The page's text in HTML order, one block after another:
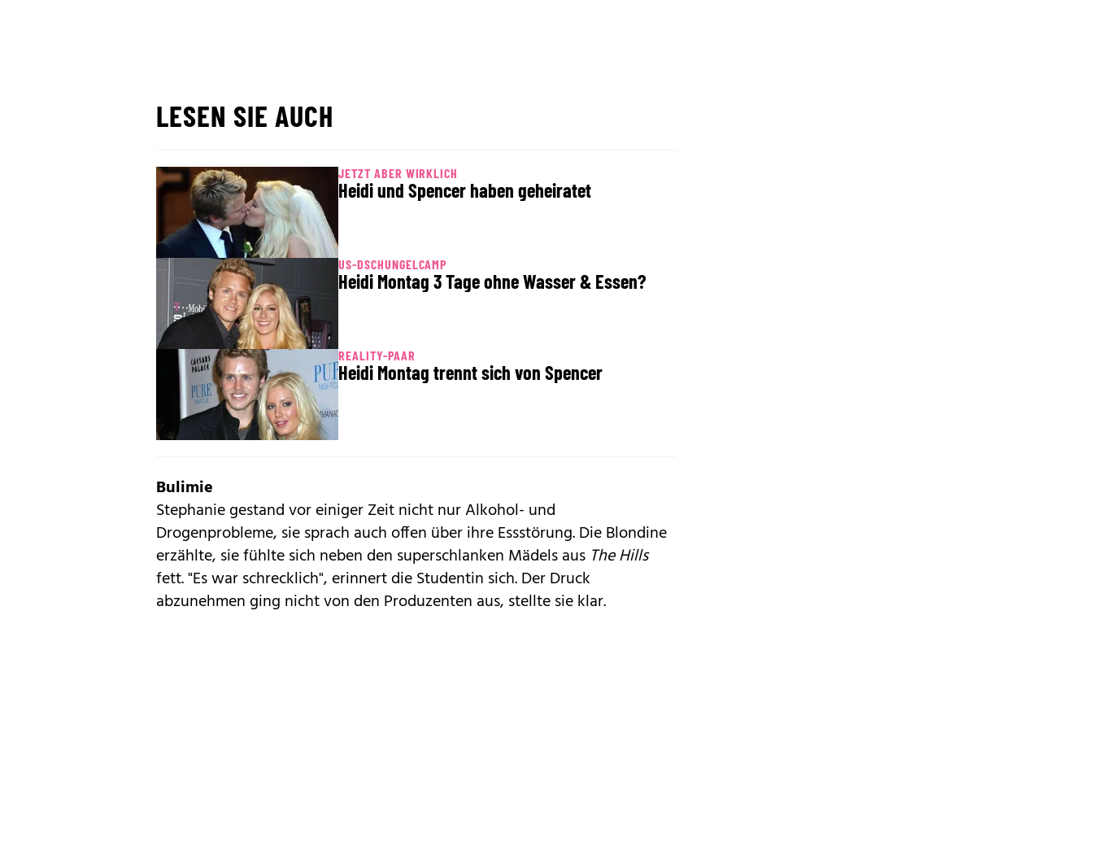
LESEN SIE AUCH
JETZT ABER WIRKLICH
Heidi und Spencer haben geheiratet
US-DSCHUNGELCAMP
Heidi Montag 3 Tage ohne Wasser & Essen?
REALITY-PAAR
Heidi Montag trennt sich von Spencer
Bulimie
Stephanie gestand vor einiger Zeit nicht nur Alkohol- und
Drogenprobleme, sie sprach auch offen über ihre Essstörung. Die Blondine
erzählte, sie fühlte sich neben den superschlanken Mädels aus The Hills
fett. "Es war schrecklich", erinnert die Studentin sich. Der Druck
abzunehmen ging nicht von den Produzenten aus, stellte sie klar.